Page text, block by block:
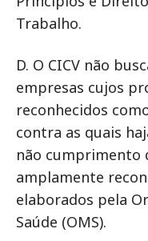
Trabalho.
D. O CICV não
empresas cujos
reconhecidos
contra as quais
não cumprimento
amplamente
elaborados pela
Saúde (OMS).